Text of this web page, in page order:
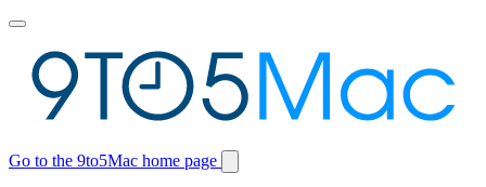
Toggle
menu
Go to the 9to5Mac home page
Switch